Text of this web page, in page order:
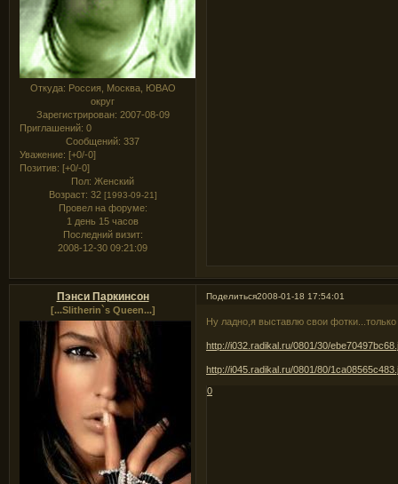
Откуда: Россия, Москва, ЮВАО
округ
Зарегистрирован: 2007-08-09
Приглашений: 0
Сообщений: 337
Уважение: [+0/-0]
Позитив: [+0/-0]
Пол: Женский
Возраст: 32 [1993-09-21]
Провел на форуме:
1 день 15 часов
Последний визит:
2008-12-30 09:21:09
Поделиться2008-01-18 17:54:01
Пэнси Паркинсон
[...Slitherin`s Queen...]
Ну ладно,я выставлю свои
http://i032.radikal.ru/0801/30/
http://i045.radikal.ru/0801/80/
0